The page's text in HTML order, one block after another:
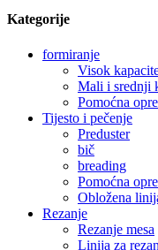
Kategorije
formiranje
Visok
Mali i srednji
Pomoćna
Tijesto i pečenje
Preduster
bič
breading
Pomoćna
Obložena
Rezanje
Rezanje mesa
Linija za